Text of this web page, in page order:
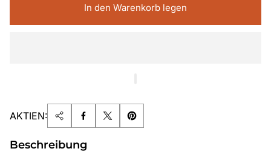
In den Warenkorb legen
AKTIEN:
Beschreibung